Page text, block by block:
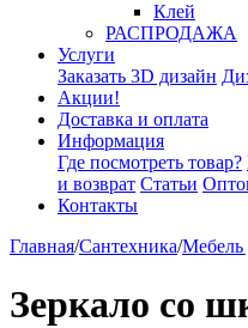
Клей
РАСПРОДАЖА
Услуги
Заказать 3D дизайн
Акции!
Доставка и оплата
Информация
Где посмотреть товар?
и возврат Статьи
Контакты
Главная/Сантехника/Мебель
Зеркало со